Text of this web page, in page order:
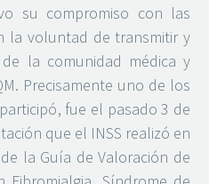
su compromiso con las
la voluntad de transmitir y
la comunidad médica y
Precisamente uno de los
fue el pasado 3 de
que el INSS realizó en
la Guía de Valoración de